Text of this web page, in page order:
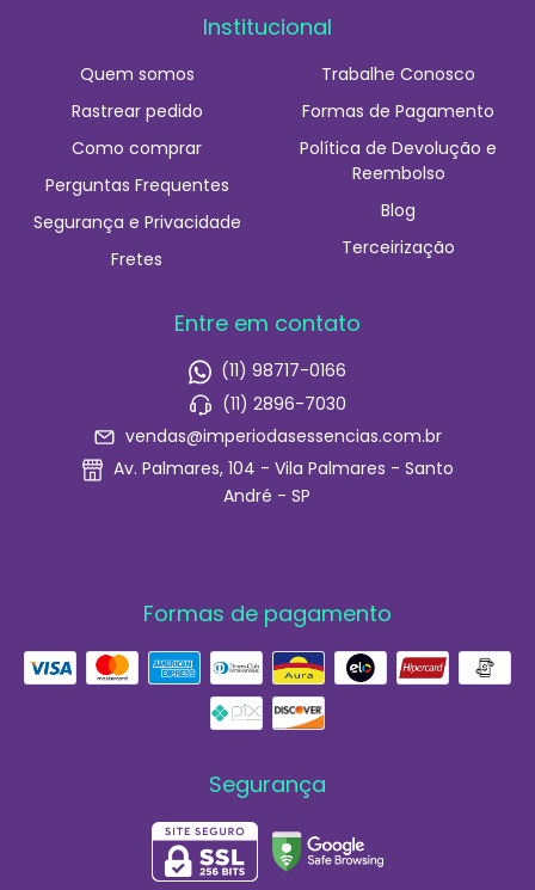
Institucional
Quem somos
Rastrear pedido
Como comprar
Perguntas Frequentes
Segurança e Privacidade
Fretes
Trabalhe Conosco
Formas de Pagamento
Política de Devolução e
Reembolso
Blog
Terceirização
Entre em contato
(11) 98717-0166
(11) 2896-7030
vendas@imperiodasessencias.com.br
Av. Palmares, 104 - Vila Palmares - Santo
André - SP
Formas de pagamento
Segurança